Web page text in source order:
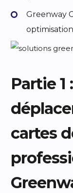
Greenway
Partie 1
cartes